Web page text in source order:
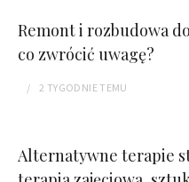
Remont i rozbudowa
co zwrócić uwagę?
2 TYGODNIETEMU
Alternatywne terapie